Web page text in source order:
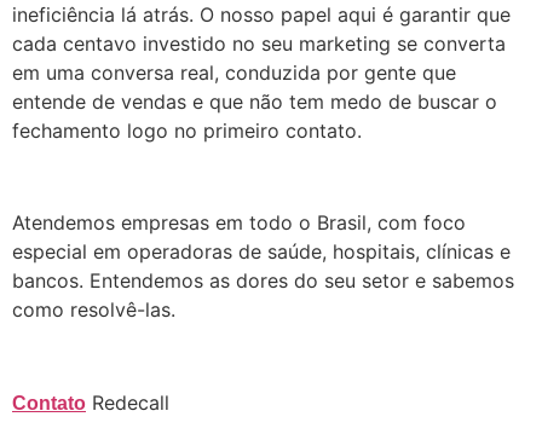
ineficiência lá atrás. O nosso papel aqui é garantir que
cada centavo investido no seu marketing se converta
em uma conversa real, conduzida por gente que
entende de vendas e que não tem medo de buscar o
fechamento logo no primeiro contato.
Atendemos empresas em todo o Brasil, com foco
especial em operadoras de saúde, hospitais, clínicas e
bancos. Entendemos as dores do seu setor e sabemos
como resolvê-las.
Contato Redecall